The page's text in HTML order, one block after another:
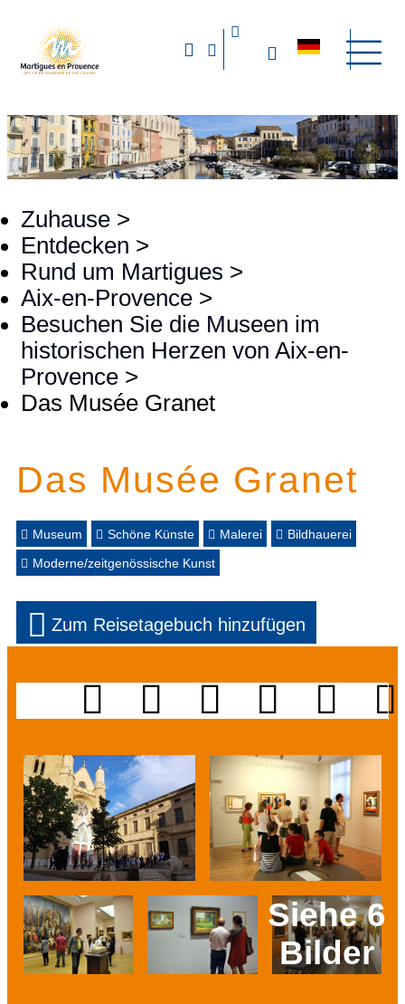
Zuhause >
Entdecken >
Rund um Martigues >
Aix-en-Provence >
Besuchen Sie die Museen im
historischen Herzen von Aix-en-
Provence >
Das Musée Granet
Das Musée Granet
Museum Schöne Künste Malerei
Bildhauerei
Moderne/zeitgenössische Kunst
Zum Reisetagebuch hinzufügen
Siehe 6
Bilder